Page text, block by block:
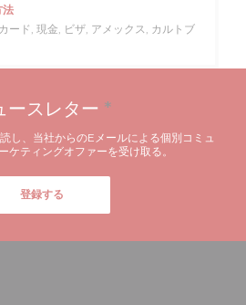
法
ード, 現金, ビザ, アメックス, カルトブ
ースレター *
し、当社からのEメールによる個別コミュ
ケティングオファーを受け取る。
登録する